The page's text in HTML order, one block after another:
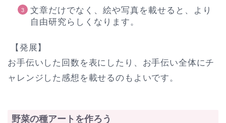
文章だけでなく、絵や写真を載せると、より
自由研究らしくなります。
【発展】
お手伝いした回数を表にしたり、お手伝い全体にチ
ャレンジした感想を載せるのもよいです。
野菜の種アートを作ろう